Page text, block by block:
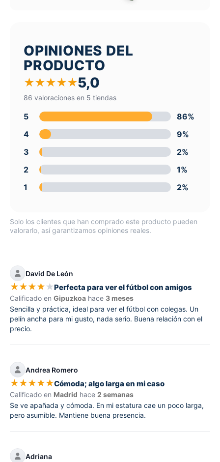
OPINIONES DEL
PRODUCTO
★★★★★5,0
86 valoraciones en 5 tiendas
5
86%
4
9%
3
2%
2
1%
1
2%
Solo los clientes que han comprado este producto pueden
valorarlo, así garantizamos opiniones reales.
David De León
★★★★★Perfecta para ver el fútbol con amigos
Calificado en Gipuzkoa hace 3 meses
Sencilla y práctica, ideal para ver el fútbol con colegas. Un
pelín ancha para mi gusto, nada serio. Buena relación con el
precio.
Andrea Romero
★★★★★Cómoda; algo larga en mi caso
Calificado en Madrid hace 2 semanas
Se ve apañada y cómoda. En mi estatura cae un poco larga,
pero asumible. Mantiene buena presencia.
Adriana